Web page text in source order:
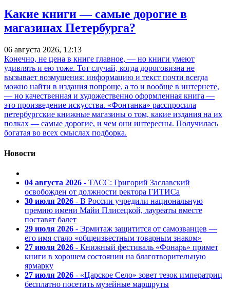
Какие книги — самые дорогие в
магазинах Петербурга?
06 августа 2026, 12:13
Конечно, не цена в книге главное, — но книги умеют
удивлять и ею тоже. Тот случай, когда дороговизна не
вызывает возмущения: информацию и текст почти всегда
можно найти в издания попроще, а то и вообще в интернете,
— но качественная и художественно оформленная книга —
это произведение искусства. «Фонтанка» расспросила
петербургские книжные магазины о том, какие издания на их
полках — самые дорогие, и чем они интересны. Получилась
богатая во всех смыслах подборка.
Новости
04 августа 2026 - ТАСС: Григорий Заславский
освобожден от должности ректора ГИТИСа
30 июля 2026 - В России учредили национальную
премию имени Майи Плисецкой, лауреаты вместе
поставят балет
29 июля 2026 - Эрмитаж защитится от самозванцев —
его имя стало «общеизвестным товарным знаком»
27 июля 2026 - Книжный фестиваль «Фонарь» примет
книги в хорошем состоянии на благотворительную
ярмарку
27 июля 2026 - «Царское Село» зовет тезок императриц
бесплатно посетить музейные маршруты